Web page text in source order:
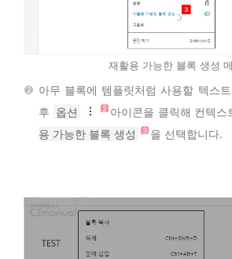
재활용 가능한 블록 생성
아무 블록에 템플릿처럼 사용할 텍스
후 옵션 아이콘을 클릭해 컨텍스
용 가능한 블록 생성
을 선택합니다.